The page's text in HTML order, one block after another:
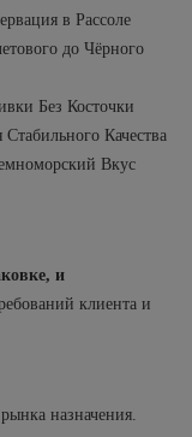
в Рассоле
до Чёрного
Без Косточки
Качества
Вкус
и
клиента и
назначения.